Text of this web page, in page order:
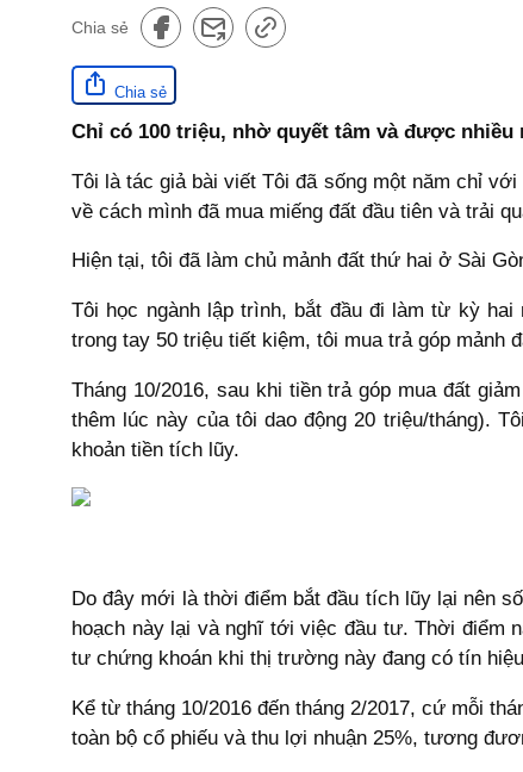
Chia sẻ
Chia sẻ
Chỉ có 100 triệu, nhờ quyết tâm và được
Tôi là tác giả bài viết Tôi đã sống một năm chỉ
về cách mình đã mua miếng đất đầu tiên và trải
Hiện tại, tôi đã làm chủ mảnh đất thứ hai ở Sài
Tôi học ngành lập trình, bắt đầu đi làm từ kỳ
trong tay 50 triệu tiết kiệm, tôi mua trả góp mảnh
Tháng 10/2016, sau khi tiền trả góp mua đất
thêm lúc này của tôi dao động 20 triệu/tháng).
khoản tiền tích lũy.
Do đây mới là thời điểm bắt đầu tích lũy lại nên
hoạch này lại và nghĩ tới việc đầu tư. Thời điểm
tư chứng khoán khi thị trường này đang có tín
Kể từ tháng 10/2016 đến tháng 2/2017, cứ mỗi
toàn bộ cổ phiếu và thu lợi nhuận 25%, tương